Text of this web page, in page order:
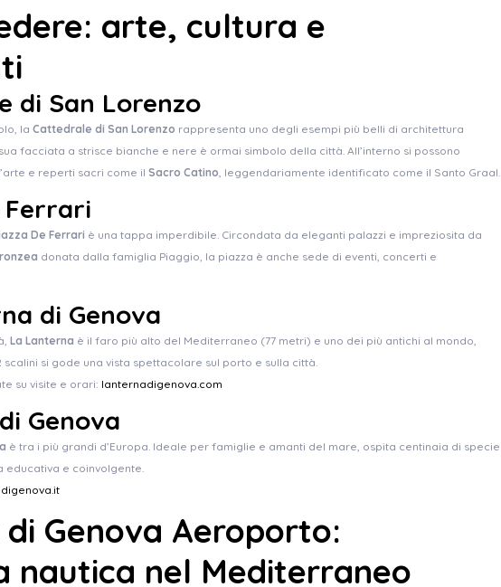
arte, cultura e
di San Lorenzo
la Cattedrale di San Lorenzo rappresenta uno degli esempi più belli di architettura
facciata a strisce bianche e nere è ormai simbolo della città. All’interno si possono
e reperti sacri come il Sacro Catino, leggendariamente identificato come il Santo Graal.
Ferrari
De Ferrari è una tappa imperdibile. Circondata da eleganti palazzi e impreziosita da
donata dalla famiglia Piaggio, la piazza è anche sede di eventi, concerti e
di Genova
La Lanterna è il faro più alto del Mediterraneo (77 metri) e uno dei più antichi al mondo,
scalini si gode una vista spettacolare sul porto e sulla città.
su visite e orari: lanternadigenova.com
Genova
è tra i più grandi d’Europa. Ideale per famiglie e amanti del mare, ospita centinaia di specie
educativa e coinvolgente.
di Genova Aeroporto:
nautica nel Mediterraneo